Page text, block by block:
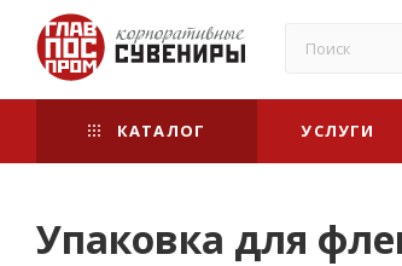
КАТАЛОГ УСЛУГИ
Упаковка для